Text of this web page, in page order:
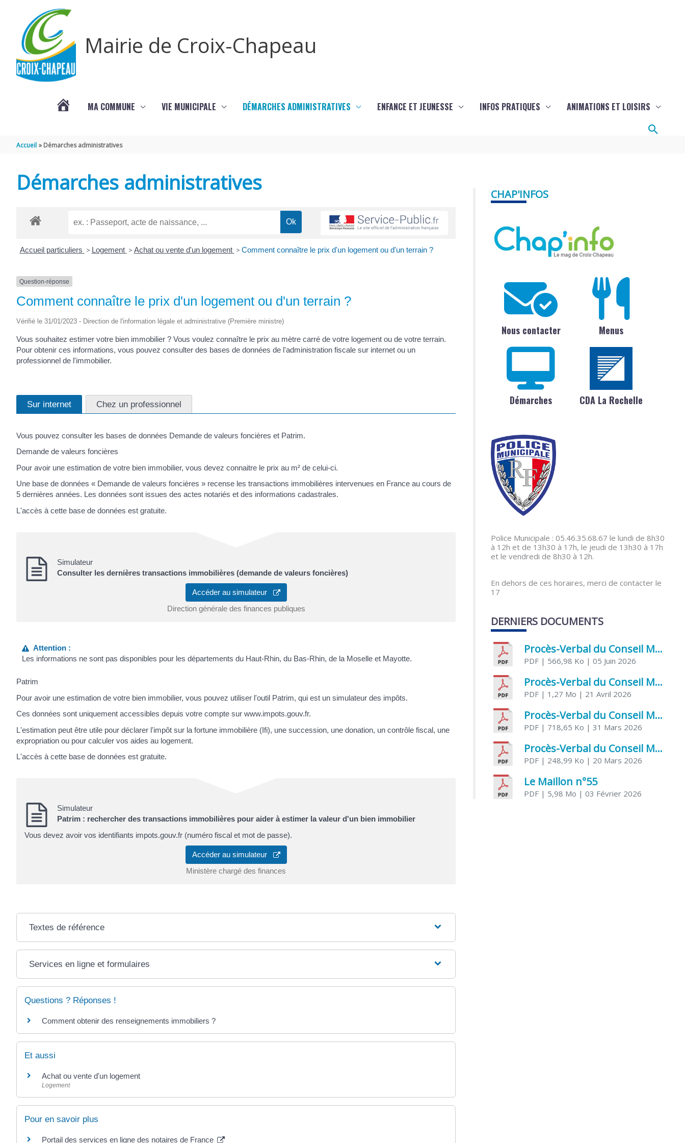
Mairie de Croix-Chapeau
MA COMMUNE VIE MUNICIPALE DÉMARCHES ADMINISTRATIVES ENFANCE ET JEUNESSE INFOS PRATIQUES ANIMATIONS ET LOISIRS
Accueil Démarches administratives
Démarches administratives
Accueil particuliers > Logement > Achat ou vente d'un logement > Comment connaître le prix d'un logement ou d'un terrain ?
Question-réponse
Comment connaître le prix d'un logement ou d'un terrain ?
Vérifié le 31/01/2023 - Direction de l'information légale et administrative (Première ministre)
Vous souhaitez estimer votre bien immobilier ? Vous voulez connaître le prix au mètre carré de votre logement ou de votre terrain.
Pour obtenir ces informations, vous pouvez consulter des bases de données de l'administration fiscale sur internet ou un
professionnel de l'immobilier.
Sur internet Chez un professionnel
Vous pouvez consulter les bases de données Demande de valeurs foncières et Patrim.
Demande de valeurs foncières
Pour avoir une estimation de votre bien immobilier, vous devez connaitre le prix au m² de celui-ci.
Une base de données « Demande de valeurs foncières » recense les transactions immobilières intervenues en France au cours de
5 dernières années. Les données sont issues des actes notariés et des informations cadastrales.
L'accès à cette base de données est gratuite.
Simulateur
Consulter les dernières transactions immobilières (demande de valeurs foncières)
Accéder au simulateur
Direction générale des finances publiques
Attention :
Les informations ne sont pas disponibles pour les départements du Haut-Rhin, du Bas-Rhin, de la Moselle et Mayotte.
Patrim
Pour avoir une estimation de votre bien immobilier, vous pouvez utiliser l'outil Patrim, qui est un simulateur des impôts.
Ces données sont uniquement accessibles depuis votre compte sur www.impots.gouv.fr.
L'estimation peut être utile pour déclarer l'impôt sur la fortune immobilière (Ifi), une succession, une donation, un contrôle fiscal, une
expropriation ou pour calculer vos aides au logement.
L'accès à cette base de données est gratuite.
Simulateur
Patrim : rechercher des transactions immobilières pour aider à estimer la valeur d'un bien immobilier
Vous devez avoir vos identifiants impots.gouv.fr (numéro fiscal et mot de passe).
Accéder au simulateur
Ministère chargé des finances
Textes de référence
Services en ligne et formulaires
Questions ? Réponses !
Comment obtenir des renseignements immobiliers ?
Et aussi
Achat ou vente d'un logement
Logement
Pour en savoir plus
Portail des services en ligne des notaires de France
CHAP'INFOS
Nous contacter Menus
Démarches CDA La Rochelle
Police Municipale : 05.46.35.68.67 le lundi de 8h30
à 12h et de 13h30 à 17h, le jeudi de 13h30 à 17h
et le vendredi de 8h30 à 12h.
En dehors de ces horaires, merci de contacter le
17
DERNIERS DOCUMENTS
Procès-Verbal du Conseil Municipal du 5 juin 2026
PDF | 566,98 Ko | 05 Juin 2026
Procès-Verbal du Conseil Municipal du 21 avril 2026
PDF | 1,27 Mo | 21 Avril 2026
Procès-Verbal du Conseil Municipal du 31 mars 2026
PDF | 718,65 Ko | 31 Mars 2026
Procès-Verbal du Conseil Municipal du 20 mars 2026
PDF | 248,99 Ko | 20 Mars 2026
Le Maillon n°55
PDF | 5,98 Mo | 03 Février 2026